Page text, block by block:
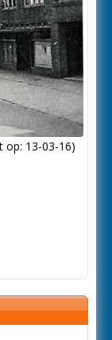
op: 13-03-16)